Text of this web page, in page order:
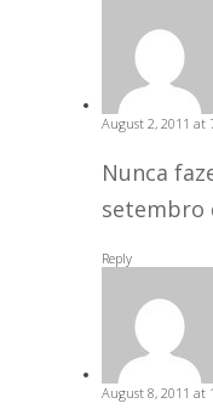
August 2, 2011 at
Nunca
setembro
Reply
August 8, 2011 at